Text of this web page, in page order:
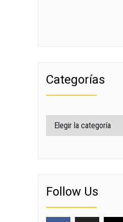
Categorías
Categorías
Follow Us